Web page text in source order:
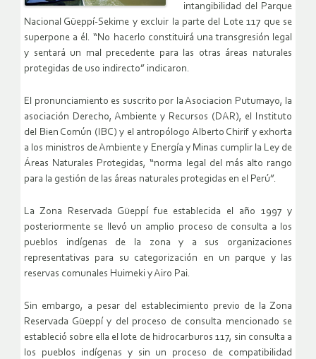
intangibilidad del Parque
Nacional Güeppí-Sekime y excluir la parte del Lote 117 que se
superpone a él. “No hacerlo constituirá una transgresión legal
y sentará un mal precedente para las otras áreas naturales
protegidas de uso indirecto” indicaron.
El pronunciamiento es suscrito por la Asociacion Putumayo, la
asociación Derecho, Ambiente y Recursos (DAR), el Instituto
del Bien Común (IBC) y el antropólogo Alberto Chirif y exhorta
a los ministros de Ambiente y Energía y Minas cumplir la Ley de
Áreas Naturales Protegidas, “norma legal del más alto rango
para la gestión de las áreas naturales protegidas en el Perú”.
La Zona Reservada Güeppí fue establecida el año 1997 y
posteriormente se llevó un amplio proceso de consulta a los
pueblos indígenas de la zona y a sus organizaciones
representativas para su categorización en un parque y las
reservas comunales Huimeki y Airo Pai.
Sin embargo, a pesar del establecimiento previo de la Zona
Reservada Güeppí y del proceso de consulta mencionado se
estableció sobre ella el lote de hidrocarburos 117, sin consulta a
los pueblos indígenas y sin un proceso de compatibilidad